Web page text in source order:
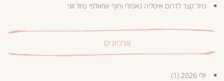
טיול קצר לדרום איטליה נאפולי וחוף אמאלפי טיול זוגי
ארכיונים
יולי 2026
(1)